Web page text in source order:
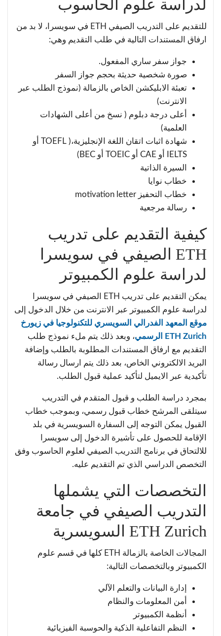
لدراسة علوم الحاسوب
للتقديم على التدريب الصيفي ETH في سويسرا، لا بد من
ارفاق المستندات التالية في طلب التقديم وهي:
جواز سفر ساري المفعول.
صورة شخصية حديثة بحجم جواز السفر
تعبئة الابليكشن الخاص بالزمالة (نموذج الطلب عبر
الانترنت)
أعلى درجة دبلوم ( نسخ من أعلى الشهادات
العلمية)
شهادة اثبات اتقان اللغة الإنجليزية،( TOEFL أو
IELTS أو CAE أو TOEIC أو BEC)
السيرة الذاتية
خطاب نوايا
خطاب التحفيز motivation letter
رسالة مرجعية
كيفية التقديم على تدريب
ETH الصيفي في سويسرا
لدراسة علوم الكمبيوتر
يمكن التقديم على تدريب ETH الصيفي في سويسرا
لدراسة علوم الكمبيوتر عبر الانترنت من خلال الدخول إلى
موقع المعهد الفدرالي السويسري للتكنولوجيا في زيورخ
ETH Zurich الرسمي
، وبعد ذلك يتم ملء نموذج طلب
التقديم مع ارفاق المستندات المطلوبة بالطلب وإضافة
البريد الالكتروني الخاص، بعد ذلك يتم ارسال رسالة
تأكيدية عبر الايميل لتأكيد عملية قبول الطلب.
بمجرد دراسة الطلب و قبول المتقدم في التدريب
سيتلقى المرشح خطاب قبول رسمي، وبموجب خطاب
القبول يمكن التوجه إلى السفارة السويسرية في بلد
الإقامة للحصول على تأشيرة الدخول إلى سويسرا
للالتحاق في برنامج التدريب الصيفي لعلوم الحاسوب وفق
التخصص الدراسي الذي تم التقديم عليه.
التخصصات التي يشملها
التدريب الصيفي في جامعة
ETH Zurich السويسرية
المجالات الخاصة بالزمالة ETH كلها في قسم علوم
الكمبيوتر وبالتخصصات التالية:
إدارة البيانات والتعلم الآلي
أمن المعلومات والنظام
أنظمة الكمبيوتر
النظم التفاعلية الذكية والحوسبة الفيزيائية